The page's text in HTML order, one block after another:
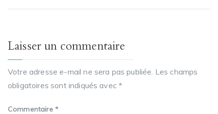
Laisser un commentaire
Votre adresse e-mail ne sera pas publiée. Les champs
obligatoires sont indiqués avec*
Commentaire *